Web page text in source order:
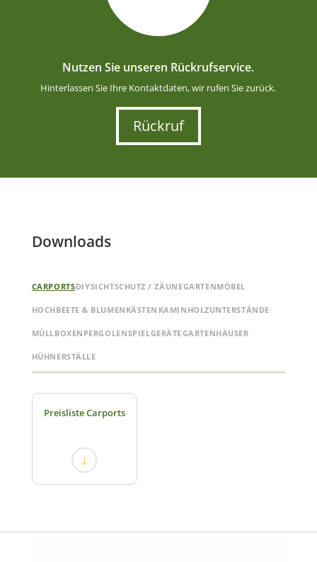
Nutzen Sie unseren Rückrufservice.
Hinterlassen Sie Ihre Kontaktdaten, wir rufen Sie zurück.
Rückruf
Downloads
CARPORTSDIYSICHTSCHUTZ / ZÄUNEGARTENMÖBEL
HOCHBEETE & BLUMENKÄSTEN KAMINHOLZUNTERSTÄNDE
MÜLLBOXEN PERGOLENSPIELGERÄTEGARTENHÄUSER
HÜHNERSTÄLLE
Preisliste Carports
↓